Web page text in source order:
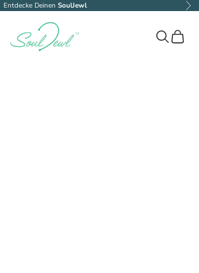
Entdecke Deinen SoulJewl Vor
SoulJewl Suchen